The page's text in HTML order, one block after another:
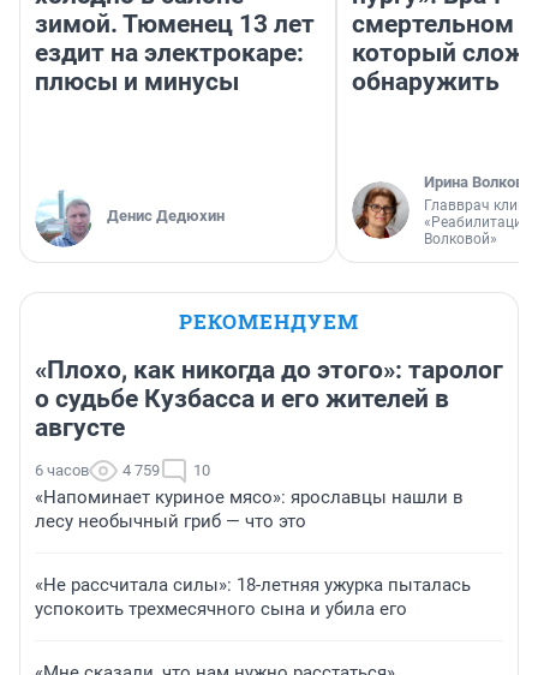
зимой. Тюменец 13 лет
ездит на электрокаре:
плюсы и минусы
Денис Дедюхин
смертельном
который
обнаружить
Ирина Волкова
Главврач
«Реабилитация
Волковой»
РЕКОМЕНДУЕМ
«Плохо, как никогда до этого»: таролог
о судьбе Кузбасса и его жителей в
августе
6 часов 4 759 10
«Напоминает куриное мясо»: ярославцы нашли в
лесу необычный гриб — что это
«Не рассчитала силы»: 18-летняя ужурка пыталась
успокоить трехмесячного сына и убила его